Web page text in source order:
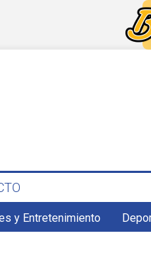
y Entretenimiento